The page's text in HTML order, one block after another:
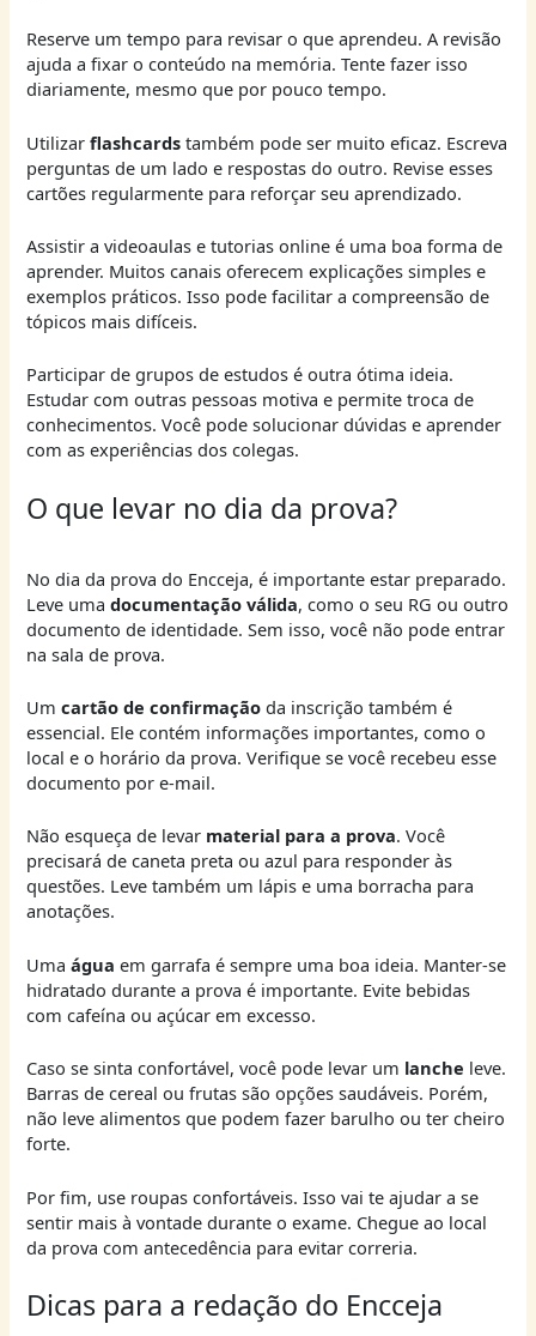
Reserve um tempo para revisar o que aprendeu. A revisão
ajuda a fixar o conteúdo na memória. Tente fazer isso
diariamente, mesmo que por pouco tempo.
Utilizarflashcards também pode ser muito eficaz. Escreva
perguntas de um lado e respostas do outro. Revise esses
cartões regularmente para reforçar seu aprendizado.
Assistir a videoaulas e tutorias online é uma boa forma de
aprender. Muitos canais oferecem explicações simples e
exemplos práticos. Isso pode facilitar a compreensão de
tópicos mais difíceis.
Participar de grupos de estudos é outra ótima ideia.
Estudar com outras pessoas motiva e permite troca de
conhecimentos. Você pode solucionar dúvidas e aprender
com as experiências dos colegas.
O que levar no dia da prova?
No dia da prova do Encceja, é importante estar preparado.
Leve umadocumentação válida, como o seu RG ou outro
documento de identidade. Sem isso, você não pode entrar
na sala de prova.
Umcartão de confirmação da inscrição também é
essencial. Ele contém informações importantes, como o
local e o horário da prova. Verifique se você recebeu esse
documento por e-mail.
Não esqueça de levar material para a prova. Você
precisará de caneta preta ou azul para responder às
questões. Leve também um lápis e uma borracha para
anotações.
Umaágua em garrafa é sempre uma boa ideia. Manter-se
hidratado durante a prova é importante. Evite bebidas
com cafeína ou açúcar em excesso.
Caso se sinta confortável, você pode levar um lanche leve.
Barras de cereal ou frutas são opções saudáveis. Porém,
não leve alimentos que podem fazer barulho ou ter cheiro
forte.
Por fim, use roupas confortáveis. Isso vai te ajudar a se
sentir mais à vontade durante o exame. Chegue ao local
da prova com antecedência para evitar correria.
Dicas para a redação do Encceja